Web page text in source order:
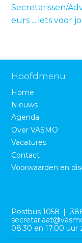
Secretarissen/
eurs ... iets voor
Hoofdmenu
Home
Nieuws
Agenda
Over VASMO
Vacatures
Contact
Voorwaarden en
e
z
o
e
k
Postbus 1058
08.30 en 17.00 uur